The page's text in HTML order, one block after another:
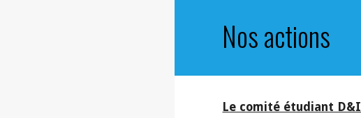
Nosactions
Le comité étudiant D&I